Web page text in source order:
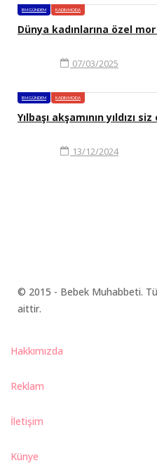
BM GÜNDEM KADIN MODA
Dünya kadınlarına özel
07/03/2025
BM GÜNDEM KADIN MODA
Yılbaşı akşamının yıldızı
13/12/2024
© 2015 - Bebek Muhabbeti.
aittir.
Hakkımızda
Reklam
İletişim
Künye